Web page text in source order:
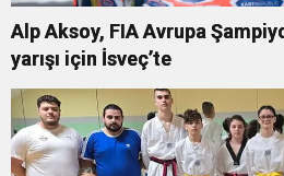
Alp Aksoy, FIA Avrupa
yarışı için İsveç’te